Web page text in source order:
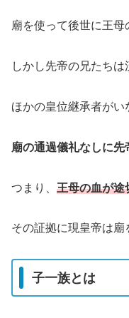
廟を使って後世に王母
しかし先帝の兄たちは
ほかの皇位継承者がい
廟の通過儀礼なしに先
つまり、 王母の血が途
その証拠に現皇帝は廟
子一族とは